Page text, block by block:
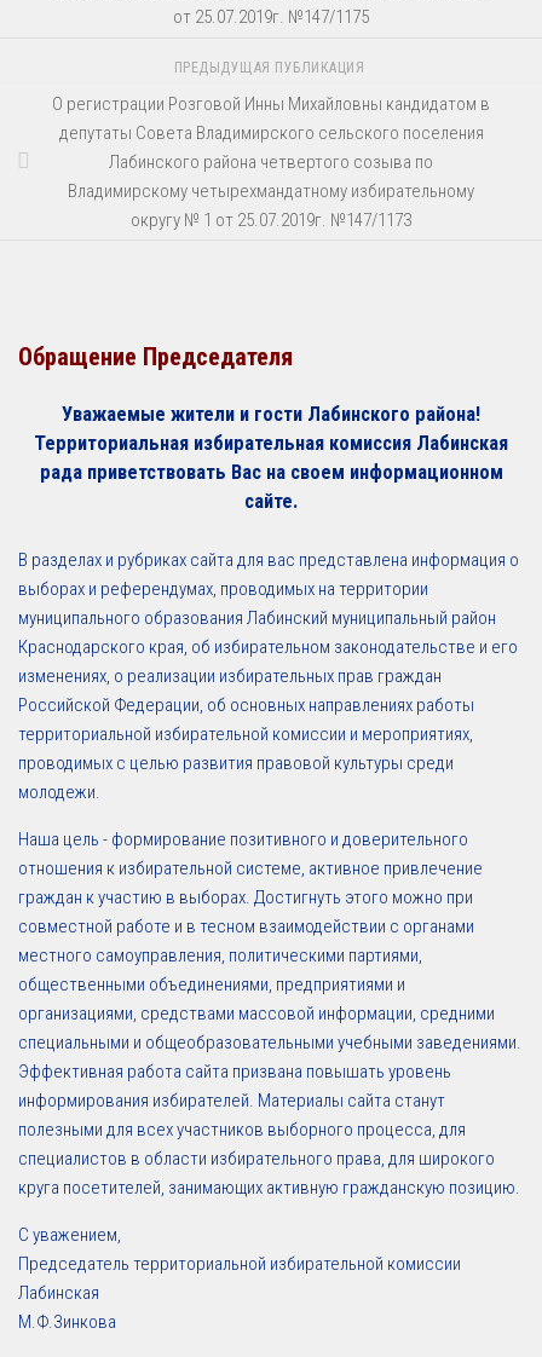
от 25.07.2019г. №147/1175
ПРЕДЫДУЩАЯ ПУБЛИКАЦИЯ
О регистрации Розговой Инны Михайловны кандидатом в
депутаты Совета Владимирского сельского поселения
Лабинского района четвертого созыва по
Владимирскому четырехмандатному избирательному
округу № 1 от 25.07.2019г. №147/1173
Обращение Председателя
Уважаемые жители и гости Лабинского района!
Территориальная избирательная комиссия Лабинская
рада приветствовать Вас на своем информационном
сайте.
В разделах и рубриках сайта для вас представлена информация о
выборах и референдумах, проводимых на территории
муниципального образования Лабинский муниципальный район
Краснодарского края, об избирательном законодательстве и его
изменениях, о реализации избирательных прав граждан
Российской Федерации, об основных направлениях работы
территориальной избирательной комиссии и мероприятиях,
проводимых с целью развития правовой культуры среди
молодежи.
Наша цель - формирование позитивного и доверительного
отношения к избирательной системе, активное привлечение
граждан к участию в выборах. Достигнуть этого можно при
совместной работе и в тесном взаимодействии с органами
местного самоуправления, политическими партиями,
общественными объединениями, предприятиями и
организациями, средствами массовой информации, средними
специальными и общеобразовательными учебными заведениями.
Эффективная работа сайта призвана повышать уровень
информирования избирателей. Материалы сайта станут
полезными для всех участников выборного процесса, для
специалистов в области избирательного права, для широкого
круга посетителей, занимающих активную гражданскую позицию.
С уважением,
Председатель территориальной избирательной комиссии
Лабинская
М.Ф.Зинкова